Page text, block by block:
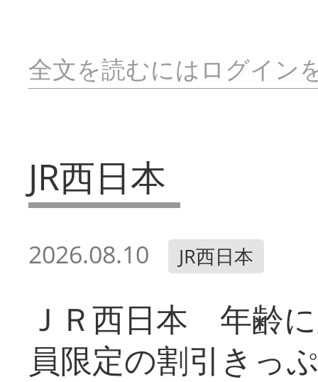
全文を読むにはログイン
JR西日本
2026.08.10 JR西日本
ＪＲ西日本 年齢
員限定の割引きっ